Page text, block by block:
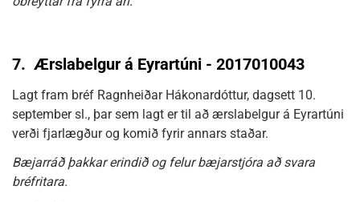
7. Ærslabelgur á Eyrartúni - 2017010043
Lagt fram bréf Ragnheiðar Hákonardóttur, dagsett 10.
september sl., þar sem lagt er til að ærslabelgur á Eyrartúni
verði fjarlægður og komið fyrir annars staðar.
Bæjarráð þakkar erindið og felur bæjarstjóra að svara
bréfritara.